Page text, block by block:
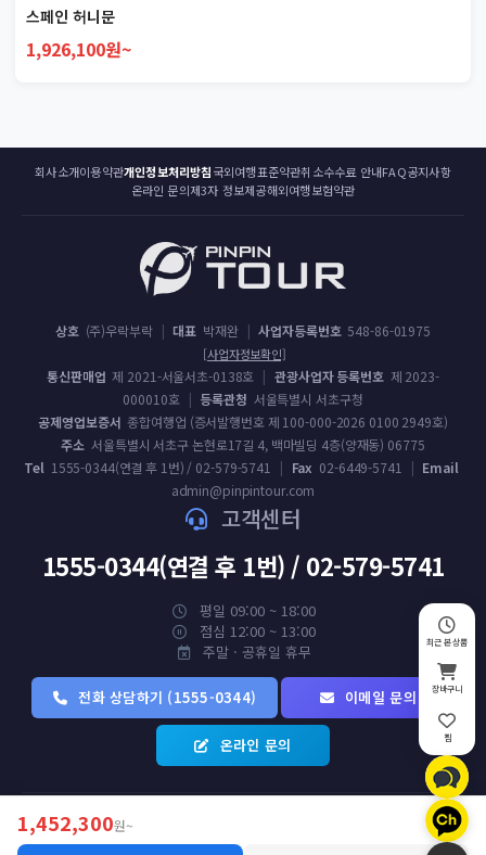
스페인 허니문
1,926,100원~
1,452,300원~
회사소개이용약관개인정보처리방침국외여행표준약관취소수수료 안내FAQ공지사항
온라인 문의제3자 정보제공해외여행보험약관
상호 (주)우락부락 | 대표 박재완 | 사업자등록번호 548-86-01975
[사업자정보확인]
통신판매업 제 2021-서울서초-0138호 | 관광사업자 등록번호 제 2023-
000010호 | 등록관청 서울특별시 서초구청
공제영업보증서 종합여행업 (증서발행번호 제 100-000-2026 0100 2949호)
주소 서울특별시 서초구 논현로17길 4, 백마빌딩 4층(양재동) 06775
Tel 1555-0344(연결 후 1번) / 02-579-5741 | Fax 02-6449-5741 | Email
admin@pinpintour.com
고객센터
1555-0344(연결 후 1번) / 02-579-5741
평일 09:00 ~ 18:00
점심 12:00 ~ 13:00
주말 · 공휴일 휴무
전화 상담하기 (1555-0344) 이메일 문의
온라인 문의
최근 본 상품
장바구니
찜